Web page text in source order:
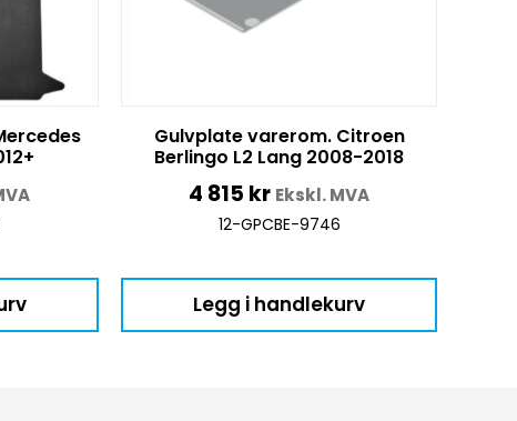
Gulvplate varerom. Citroen
Berlingo L2 Lang 2008-2018
4 815 kr Ekskl. MVA
12-GPCBE-9746
Legg i handlekurv